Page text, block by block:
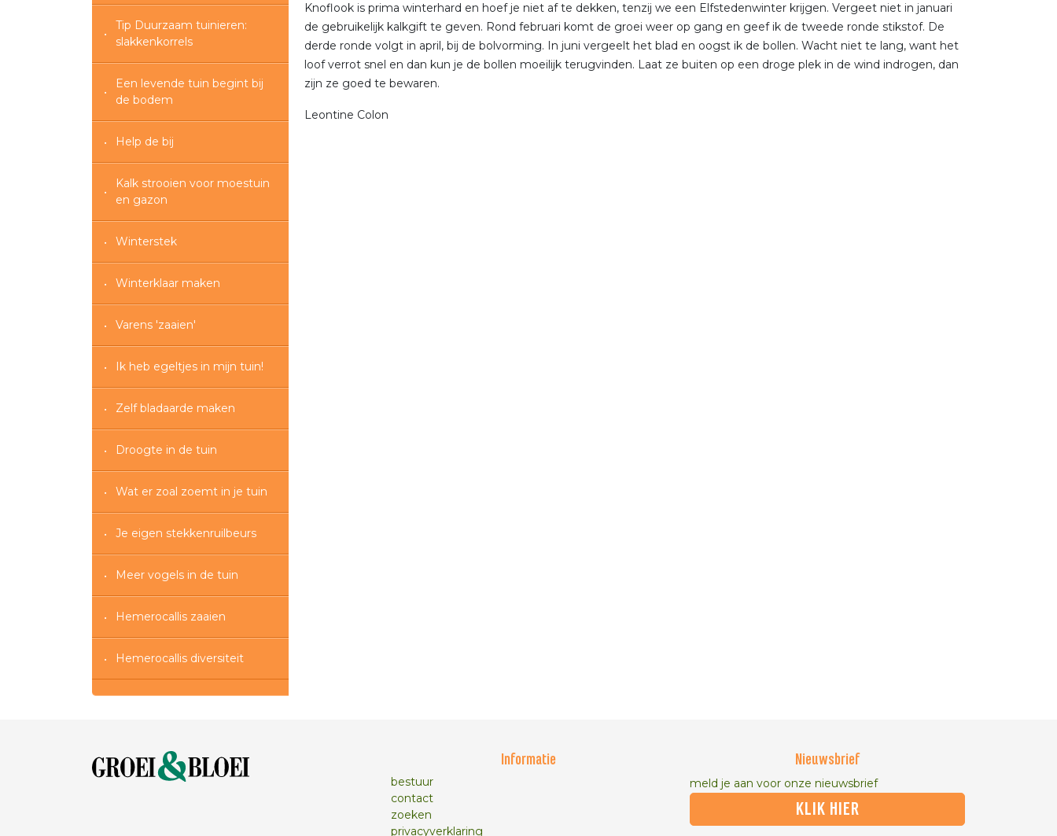
Tip Duurzaam tuinieren:
slakkenkorrels
Een levende tuin begint bij
de bodem
Help de bij
Kalk strooien voor moestuin
en gazon
Winterstek
Winterklaar maken
Varens 'zaaien'
Ik heb egeltjes in mijn tuin!
Zelf bladaarde maken
Droogte in de tuin
Wat er zoal zoemt in je tuin
Je eigen stekkenruilbeurs
Meer vogels in de tuin
Hemerocallis zaaien
Hemerocallis diversiteit
Knoflook is prima winterhard en hoef je niet af te dekken, tenzij we een Elfstedenwinter krijgen. Vergeet niet in januari
de gebruikelijk kalkgift te geven. Rond februari komt de groei weer op gang en geef ik de tweede ronde stikstof. De
derde ronde volgt in april, bij de bolvorming. In juni vergeelt het blad en oogst ik de bollen. Wacht niet te lang, want het
loof verrot snel en dan kun je de bollen moeilijk terugvinden. Laat ze buiten op een droge plek in de wind indrogen, dan
zijn ze goed te bewaren.
Leontine Colon
Informatie
bestuur
contact
zoeken
privacyverklaring
Nieuwsbrief
meld je aan voor onze nieuwsbrief
KLIK HIER